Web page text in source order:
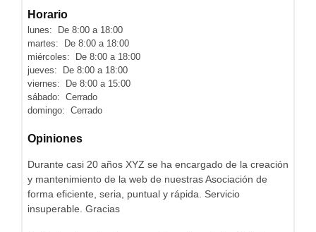
Horario
lunes: De 8:00 a 18:00
martes: De 8:00 a 18:00
miércoles: De 8:00 a 18:00
jueves: De 8:00 a 18:00
viernes: De 8:00 a 15:00
sábado: Cerrado
domingo: Cerrado
Opiniones
Durante casi 20 años XYZ se ha encargado de la creación
y mantenimiento de la web de nuestras Asociación de
forma eficiente, seria, puntual y rápida. Servicio
insuperable. Gracias